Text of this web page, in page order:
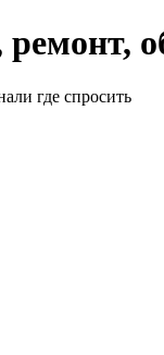
где спросить